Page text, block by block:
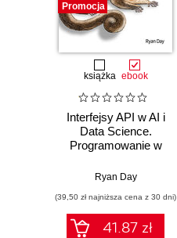
Promocja
książka ebook
Interfejsy API w AI i
Data Science.
Programowanie w
użyciem FastAPI
Ryan Day
(39,50 zł najniższa cena z 30 dni)
41.87 zł